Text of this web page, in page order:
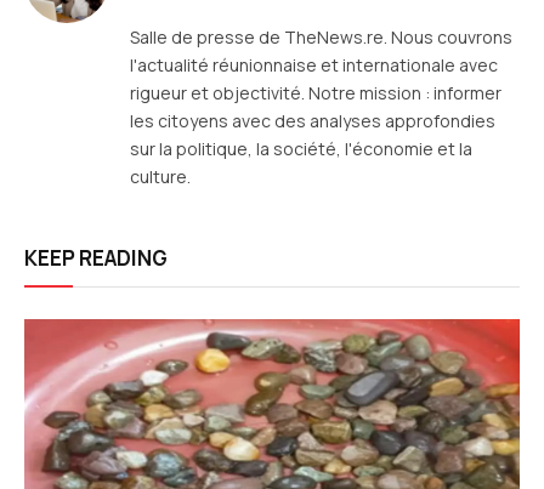
Salle de presse de TheNews.re. Nous couvrons
l'actualité réunionnaise et internationale avec
rigueur et objectivité. Notre mission : informer
les citoyens avec des analyses approfondies
sur la politique, la société, l'économie et la
culture.
KEEP READING